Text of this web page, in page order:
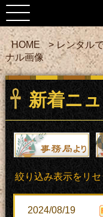
HOME
> レンタル
ナル画像
新着ニ
絞り込み表示をリセ
2024/08/19